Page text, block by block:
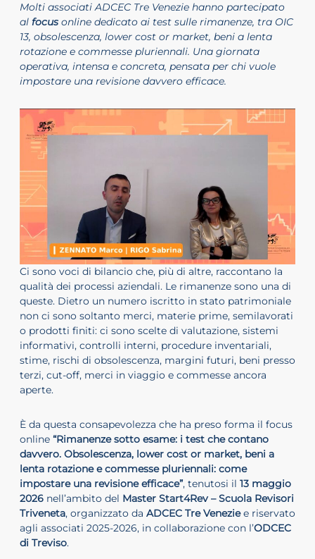
Molti associati ADCEC Tre Venezie hanno partecipato
al focus online dedicato ai test sulle rimanenze, tra OIC
13, obsolescenza, lower cost or market, beni a lenta
rotazione e commesse pluriennali. Una giornata
operativa, intensa e concreta, pensata per chi vuole
impostare una revisione davvero efficace.
Ci sono voci di bilancio che, più di altre, raccontano la
qualità dei processi aziendali. Le rimanenze sono una di
queste. Dietro un numero iscritto in stato patrimoniale
non ci sono soltanto merci, materie prime, semilavorati
o prodotti finiti: ci sono scelte di valutazione, sistemi
informativi, controlli interni, procedure inventariali,
stime, rischi di obsolescenza, margini futuri, beni presso
terzi, cut-off, merci in viaggio e commesse ancora
aperte.
È da questa consapevolezza che ha preso forma il focus
online “Rimanenze sotto esame: i test che contano
davvero. Obsolescenza, lower cost or market, beni a
lenta rotazione e commesse pluriennali: come
impostare una revisione efficace”, tenutosi il 13 maggio
2026 nell’ambito del Master Start4Rev – Scuola Revisori
Triveneta, organizzato da ADCEC Tre Veneziee riservato
agli associati 2025-2026, in collaborazione con l’ODCEC
di Treviso.